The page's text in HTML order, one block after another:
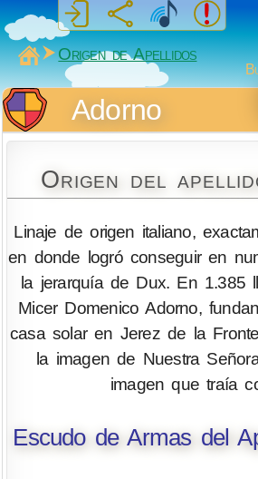
MiSabueso
Origen de Apellidos
Adorno
Origen del
Linaje de origen italiano,
en donde logró conseguir en
la jerarquía de Dux. En 1.385
Micer Domenico Adorno,
casa solar en Jerez de la
la imagen de Nuestra
imagen que traía
Escudo de Armas del